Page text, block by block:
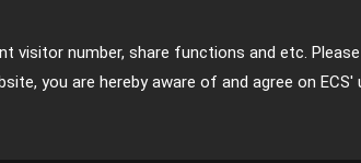
visitor number, share functions and etc. Please
you are hereby aware of and agree on